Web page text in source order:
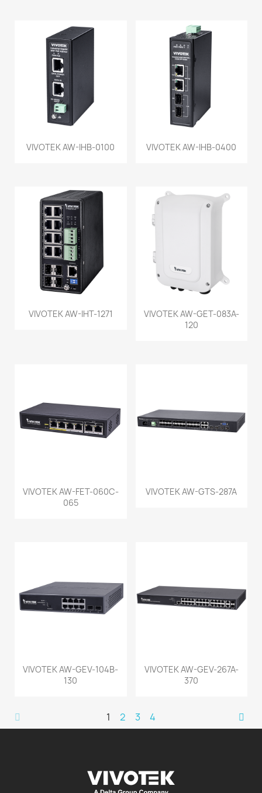
VIVOTEK AW-IHB-0100 VIVOTEK AW-IHB-0400
VIVOTEK AW-IHT-1271
VIVOTEK AW-GET-083A-
120
VIVOTEK AW-FET-060C-
065
VIVOTEK AW-GTS-287A
VIVOTEK AW-GEV-104B-
130
VIVOTEK AW-GEV-267A-
370
1 2 3 4